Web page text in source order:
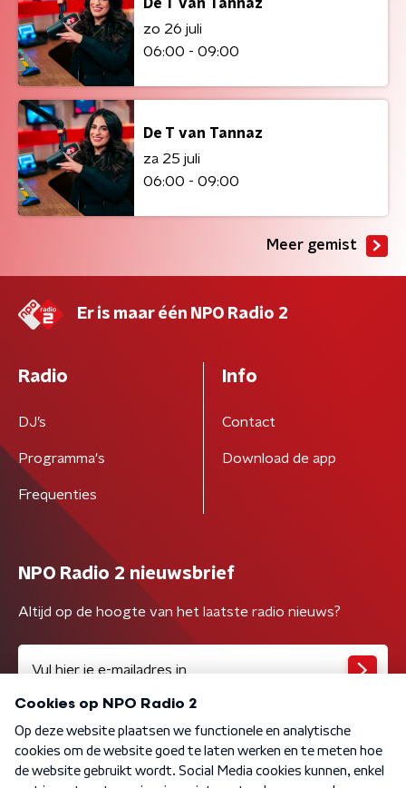
De T van Tannaz
zo 26 juli
06:00 - 09:00
De T van Tannaz
za 25 juli
06:00 - 09:00
Meer gemist
Er is maar één NPO Radio 2
Radio
DJ’s
Programma's
Frequenties
Info
Contact
Download de app
NPO Radio 2 nieuwsbrief
Altijd op de hoogte van het laatste radio nieuws?
Algemene voorwaarden